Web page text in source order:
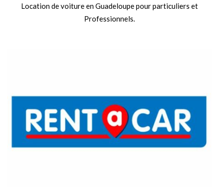
Location de voiture en Guadeloupe pour particuliers et
Professionnels.